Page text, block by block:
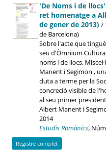
'De Noms i de
ret homenatge a
de gener de 2013) /
de Barcelona)
Sobre l'acte que
seu d'Òmnium
noms i de llocs.
Manent i Segimon',
duta a terme per la
concreció visible de
al seu primer
Albert Manent i
2014
Estudis Romànics,
Registre complet